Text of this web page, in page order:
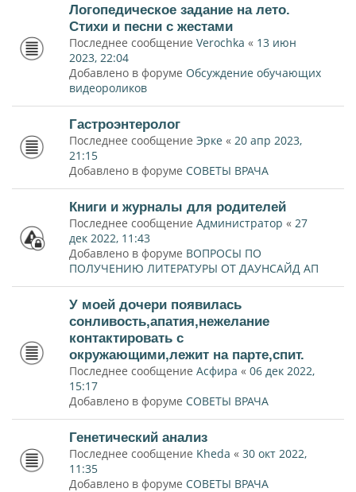
Логопедическое задание на лето.
Стихи и песни с жестами
Последнее сообщение Verochka « 13 июн
2023, 22:04
Добавлено в форуме Обсуждение обучающих
видеороликов
Гастроэнтеролог
Последнее сообщение Эрке « 20 апр 2023,
21:15
Добавлено в форуме СОВЕТЫ ВРАЧА
Книги и журналы для родителей
Последнее сообщение Администратор « 27
дек 2022, 11:43
Добавлено в форуме ВОПРОСЫ ПО
ПОЛУЧЕНИЮ ЛИТЕРАТУРЫ ОТ ДАУНСАЙД АП
У моей дочери появилась
сонливость,апатия,нежелание
контактировать с
окружающими,лежит на парте,спит.
Последнее сообщение Асфира « 06 дек 2022,
15:17
Добавлено в форуме СОВЕТЫ ВРАЧА
Генетический анализ
Последнее сообщение Kheda « 30 окт 2022,
11:35
Добавлено в форуме СОВЕТЫ ВРАЧА